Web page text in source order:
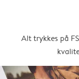
Alt trykkes på